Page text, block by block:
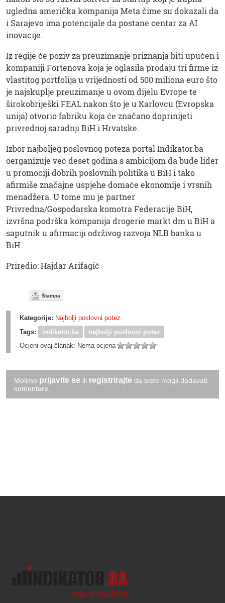
ugledna američka kompanija Meta čime su dokazali da
i Sarajevo ima potencijale da postane centar za AI
inovacije.
Iz regije će poziv za preuzimanje priznanja biti upućen i
kompaniji Fortenova koja je oglasila prodaju tri firme iz
vlastitog portfolija u vrijednosti od 500 miliona euro što
je najskuplje preuzimanje u ovom dijelu Evrope te
širokobriješki FEAL nakon što je u Karlovcu (Evropska
unija) otvorio fabriku koja će značano doprinijeti
privrednoj saradnji BiH i Hrvatske.
Izbor najboljeg poslovnog poteza portal Indikator.ba
oerganizuje već deset godina s ambicijom da bude lider
u promociji dobrih poslovnih politika u BiH i tako
afirmiše značajne uspjehe domaće ekonomije i vrsnih
menadžera. U tome mu je partner
Privredna/Gospodarska komotra Federacije BiH,
izvršna podrška kompanija drogerie markt dm u BiH a
saputnik u afirmaciji održivog razvoja NLB banka u
BiH.
Priredio: Hajdar Arifagić
Štampa
Kategorije: Najbolji poslovni potez
Tags:
indikator.ba
najbolji poslovni potez
Ocjeni ovaj članak: Nema ocjena
Molimo prijavite se ili registrirajte da biste mogli dodavati
komentare.